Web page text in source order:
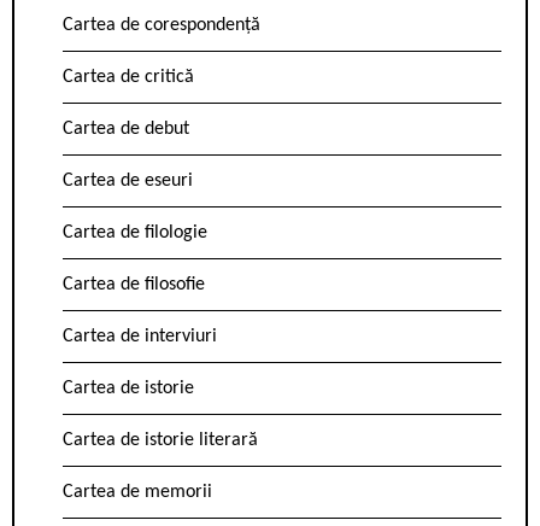
Cartea de corespondență
Cartea de critică
Cartea de debut
Cartea de eseuri
Cartea de filologie
Cartea de filosofie
Cartea de interviuri
Cartea de istorie
Cartea de istorie literară
Cartea de memorii